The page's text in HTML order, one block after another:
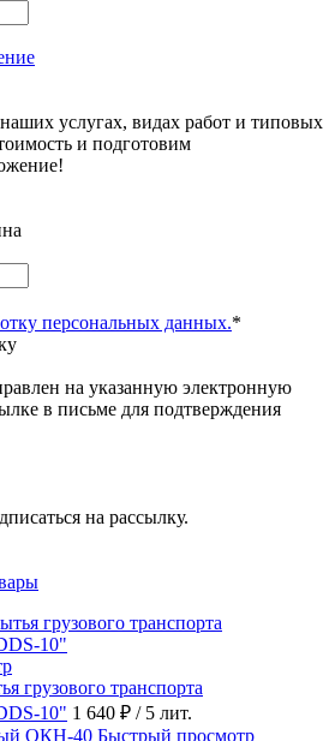
услугах, видах работ и типовых
и подготовим
персональных данных.*
на указанную электронную
в письме для подтверждения
на рассылку.
грузового транспорта
10" 1 640 ₽ / 5 лит.
Быстрый просмотр